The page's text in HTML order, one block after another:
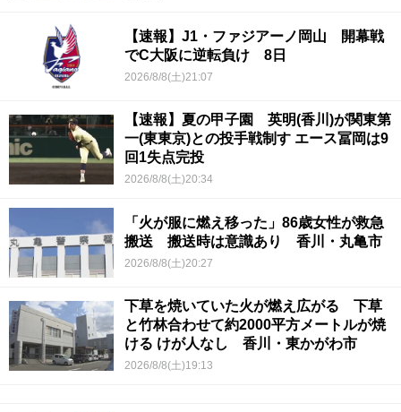
【速報】J1・ファジアーノ岡山 開幕戦
でC大阪に逆転負け 8日
2026/8/8(土)21:07
【速報】夏の甲子園 英明(香川)が関東第
一(東東京)との投手戦制す エース冨岡は9
回1失点完投
2026/8/8(土)20:34
「火が服に燃え移った」86歳女性が救急
搬送 搬送時は意識あり 香川・丸亀市
2026/8/8(土)20:27
下草を焼いていた火が燃え広がる 下草
と竹林合わせて約2000平方メートルが焼
ける けが人なし 香川・東かがわ市
2026/8/8(土)19:13